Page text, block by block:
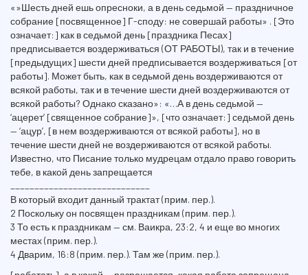
«»Шесть дней ешь опресноки, а в день седьмой — праздничное
собрание [посвященное] Г-споду: не совершай работы» . [Это
означает:] как в седьмой день [праздника Песах]
предписывается воздерживаться (ОТ РАБОТЫ), так и в течение
[предыдущих] шести дней предписывается воздерживаться [от
работы]. Может быть, как в седьмой день воздерживаются от
всякой работы, так и в течение шести дней воздерживаются от
всякой работы? Однако сказано»: «…А в день седьмой —
‘ацерет’ [священное собрание]», [что означает:] седьмой день
— ‘ацур’, [в нем воздерживаются от всякой работы], но в
течение шести дней не воздерживаются от всякой работы.
Известно, что Писание только мудрецам отдало право говорить
тебе, в какой день запрещается
В который входит данный трактат (прим. пер.).
2 Поскольку он посвящен праздникам (прим. пер.).
3 То есть к праздникам — см. Ваикра, 23:2, 4 и еще во многих
местах (прим. пер.).
4 Дварим, 16:8 (прим. пер.). Там же (прим. пер.).